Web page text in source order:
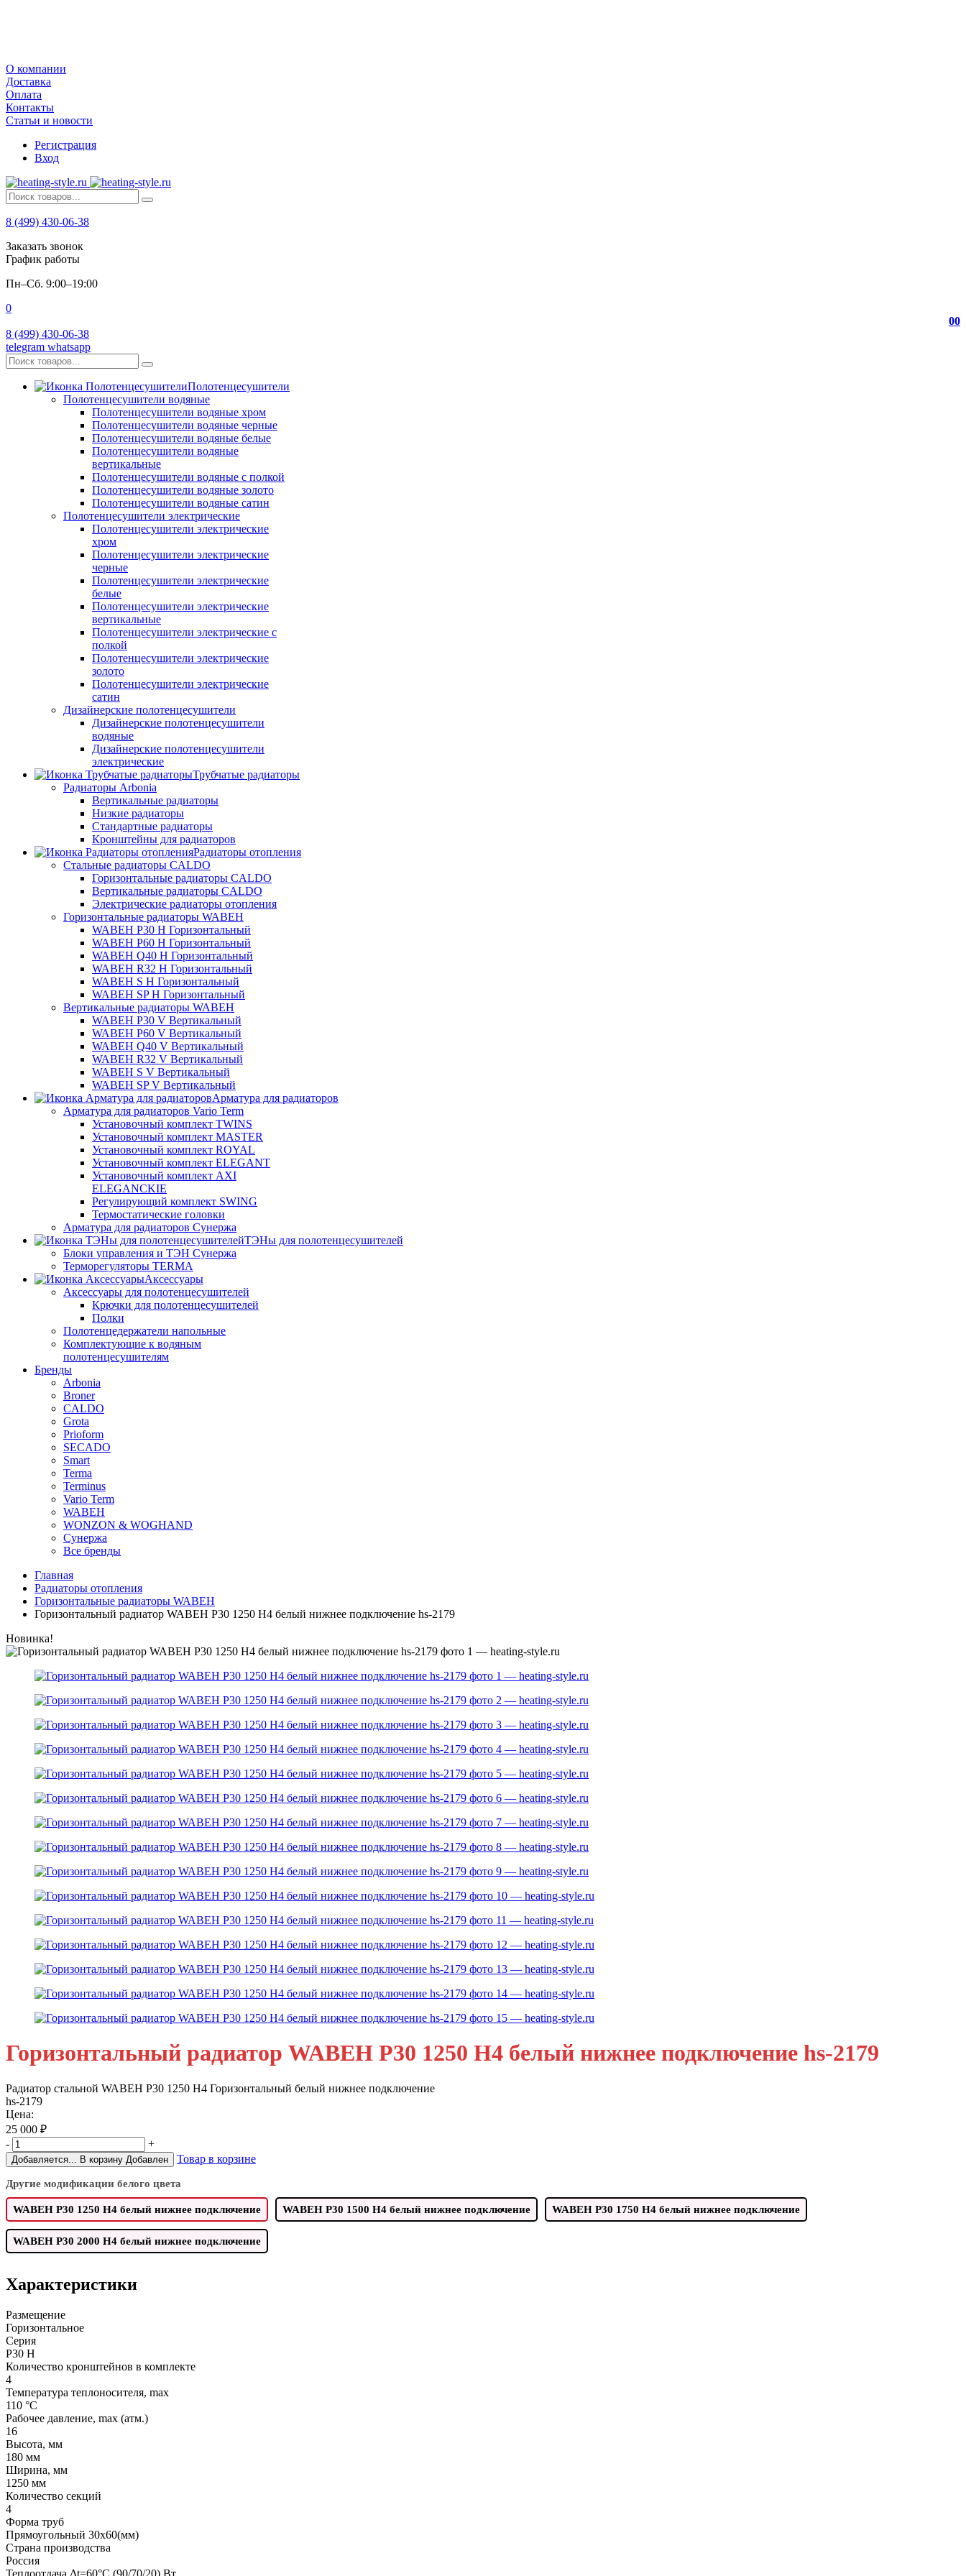
О компании
Доставка
Оплата
Контакты
Статьи и новости
Регистрация
Вход
8 (499) 430-06-38
Заказать звонок
График работы
Пн–Сб. 9:00–19:00
0
00
8 (499) 430-06-38
telegram whatsapp
Полотенцесушители
Полотенцесушители водяные
Полотенцесушители водяные хром
Полотенцесушители водяные черные
Полотенцесушители водяные белые
Полотенцесушители водяные
вертикальные
Полотенцесушители водяные с полкой
Полотенцесушители водяные золото
Полотенцесушители водяные сатин
Полотенцесушители электрические
Полотенцесушители электрические
хром
Полотенцесушители электрические
черные
Полотенцесушители электрические
белые
Полотенцесушители электрические
вертикальные
Полотенцесушители электрические с
полкой
Полотенцесушители электрические
золото
Полотенцесушители электрические
сатин
Дизайнерские полотенцесушители
Дизайнерские полотенцесушители
водяные
Дизайнерские полотенцесушители
электрические
Трубчатые радиаторы
Радиаторы Arbonia
Вертикальные радиаторы
Низкие радиаторы
Стандартные радиаторы
Кронштейны для радиаторов
Радиаторы отопления
Стальные радиаторы CALDO
Горизонтальные радиаторы CALDO
Вертикальные радиаторы CALDO
Электрические радиаторы отопления
Горизонтальные радиаторы WABEH
WABEH P30 H Горизонтальный
WABEH P60 H Горизонтальный
WABEH Q40 H Горизонтальный
WABEH R32 H Горизонтальный
WABEH S H Горизонтальный
WABEH SP H Горизонтальный
Вертикальные радиаторы WABEH
WABEH P30 V Вертикальный
WABEH P60 V Вертикальный
WABEH Q40 V Вертикальный
WABEH R32 V Вертикальный
WABEH S V Вертикальный
WABEH SP V Вертикальный
Арматура для радиаторов
Арматура для радиаторов Vario Term
Установочный комплект TWINS
Установочный комплект MASTER
Установочный комплект ROYAL
Установочный комплект ELEGANT
Установочный комплект AXI
ELEGANCKIE
Регулирующий комплект SWING
Термостатические головки
Арматура для радиаторов Сунержа
ТЭНы для полотенцесушителей
Блоки управления и ТЭН Сунержа
Терморегуляторы TERMA
Аксессуары
Аксессуары для полотенцесушителей
Крючки для полотенцесушителей
Полки
Полотенцедержатели напольные
Комплектующие к водяным
полотенцесушителям
Бренды
Arbonia
Broner
CALDO
Grota
Prioform
SECADO
Smart
Terma
Terminus
Vario Term
WABEH
WONZON & WOGHAND
Сунержа
Все бренды
Главная
Радиаторы отопления
Горизонтальные радиаторы WABEH
Горизонтальный радиатор WABEH P30 1250 H4 белый нижнее подключение hs-2179
Новинка!
Горизонтальный радиатор WABEH P30 1250 H4 белый нижнее подключение hs-2179
Радиатор стальной WABEH P30 1250 H4 Горизонтальный белый нижнее подключение
hs-2179
Цена:
25 000 ₽
-
+
Добавляется... В корзину Добавлен Товар в корзине
Другие модификации белого цвета
WABEH P30 1250 H4 белый нижнее подключение WABEH P30 1500 H4 белый нижнее подключение WABEH P30 1750 H4 белый нижнее подключение
WABEH P30 2000 H4 белый нижнее подключение
Характеристики
Размещение
Горизонтальное
Серия
P30 H
Количество кронштейнов в комплекте
4
Температура теплоносителя, max
110 °C
Рабочее давление, max (атм.)
16
Высота, мм
180 мм
Ширина, мм
1250 мм
Количество секций
4
Форма труб
Прямоугольный 30х60(мм)
Страна производства
Россия
Теплоотдача Δt=60°C (90/70/20) Вт